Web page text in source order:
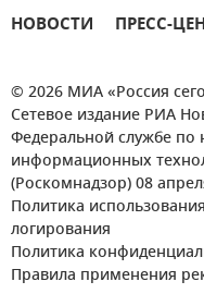
НОВОСТИ ПРЕСС-
© 2026 МИА «Россия
Сетевое издание РИА
Федеральной службе по
информационных
(Роскомнадзор) 08
Политика
логирования
Политика
Правила применения